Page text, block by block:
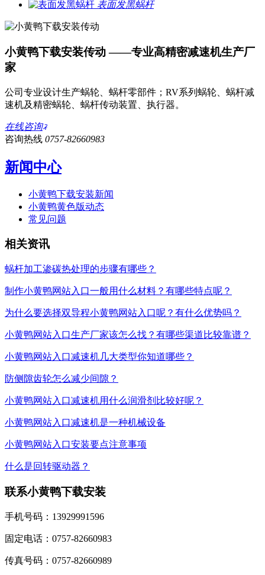
表面发黑蜗杆
小黄鸭下载安装传动 ——专业高精密减速机生产厂
家
公司专业设计生产蜗轮、蜗杆零部件；RV系列蜗轮、蜗杆减
速机及精密蜗轮、蜗杆传动装置、执行器。
在线咨询
咨询热线 0757-82660983
新闻中心
小黄鸭下载安装新闻
小黄鸭黄色版动态
常见问题
相关资讯
蜗杆加工渗碳热处理的步骤有哪些？
制作小黄鸭网站入口一般用什么材料？有哪些特点呢？
为什么要选择双导程小黄鸭网站入口呢？有什么优势吗？
小黄鸭网站入口生产厂家该怎么找？有哪些渠道比较靠谱？
小黄鸭网站入口减速机几大类型你知道哪些？
防侧隙齿轮怎么减少间隙？
小黄鸭网站入口减速机用什么润滑剂比较好呢？
小黄鸭网站入口减速机是一种机械设备
小黄鸭网站入口安装要点注意事项
什么是回转驱动器？
联系小黄鸭下载安装
手机号码：13929991596
固定电话：0757-82660983
传真号码：0757-82660989